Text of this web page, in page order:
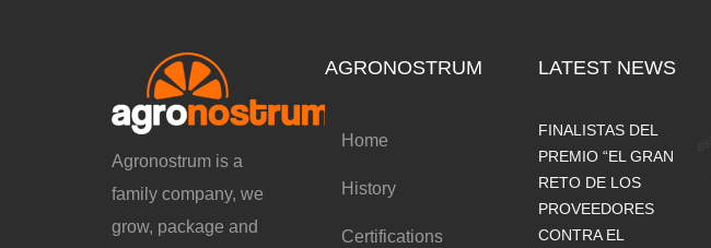
Agronostrum is a
family company, we
grow, package and
AGRONOSTRUM
Home
History
Certifications
LATEST NEWS
FINALISTAS DEL
PREMIO “EL GRAN
RETO DE LOS
PROVEEDORES
CONTRA EL